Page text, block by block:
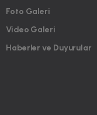
Foto Galeri
Video Galeri
Haberler ve Duyurular